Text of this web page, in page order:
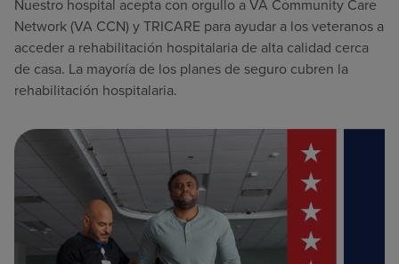
Nuestro hospital acepta con orgullo a VA Community Care
Network (VA CCN) y TRICARE para ayudar a los veteranos a
acceder a rehabilitación hospitalaria de alta calidad cerca
de casa. La mayoría de los planes de seguro cubren la
rehabilitación hospitalaria.